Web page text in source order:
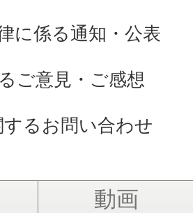
に係る通知・公表
ご意見・ご感想
るお問い合わせ
動画